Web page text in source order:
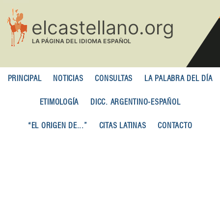
contenido
principal
PRINCIPAL NOTICIAS CONSULTAS LA PALABRA DEL DÍA
ETIMOLOGÍA DICC. ARGENTINO-ESPAÑOL
“EL ORIGEN DE...” CITAS LATINAS CONTACTO